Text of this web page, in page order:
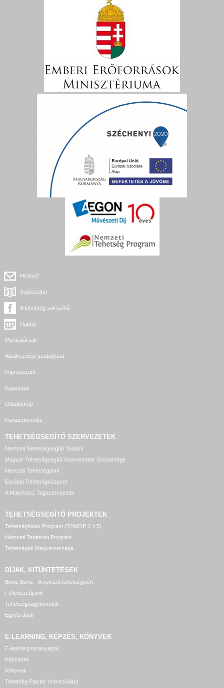
Hírlevél
Sajtószoba
A tehetség sokszínű
Naptár
Munkatársak
Adatkezelési szabályzat
Impresszum
Kapcsolat
Oldaltérkép
Panaszkezelés
TEHETSÉGSEGÍTŐ SZERVEZETEK
Nemzeti Tehetségsegítő Tanács
Magyar Tehetségsegítő Szervezetek Szövetsége
Nemzeti Tehetségpont
Európai Tehetségközpont
A Matehetsz Tagszervezetei
TEHETSÉGSEGÍTŐ PROJEKTEK
Tehetséghidak Program (TÁMOP 3.4.5)
Nemzeti Tehetség Program
Tehetségek Magyarországa
DÍJAK, KITÜNTETÉSEK
Bonis Bona – A nemzet tehetségeiért
Felfedezettjeink
Tehetségnagykövetek
Egyéb díjak
E-LEARNING, KÉPZÉS, KÖNYVEK
E-learning tananyagok
Képzések
Könyvek
Tehetség Piactér (mentorálás)